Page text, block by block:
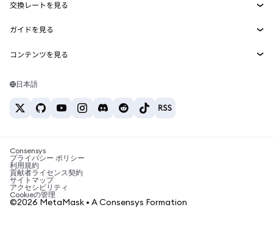
MetaMask Connect
Snaps
Web3サービス
セキュリティ
サポート
キャリア
お問い合わせ
イーサリアムの価格
Solanaの価格
Tetherの価格
交換レートを見る
ETH→USD
USDT→INR
BTC→INR
ETH→USDT
ガイドを見る
ETHの購入
USDTの購入
SHIBの購入
BNBの購入
コンテンツを見る
Solanaウォレット
税制関連ニュース
暗号資産の購入方法は？
ビットコインを売るには？
日本語
Consensys
プライバシー ポリシー
利用規約
貢献者ライセンス契約
サイトマップ
アクセシビリティ
Cookieの管理
©2026 MetaMask • A Consensys Formation